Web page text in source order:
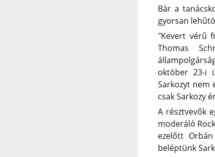
Bár a
gyorsan
"Kevert vérű
Thomas
október 23-i
Sarkozyt nem
csak Sarkozy
A résztvevők
moderáló
ezelőtt
beléptünk